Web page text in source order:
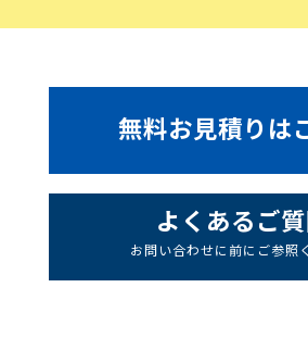
品川女子学院
白百合学園
無料お見積りは
よくあるご質
お問い合わせに前にご参照